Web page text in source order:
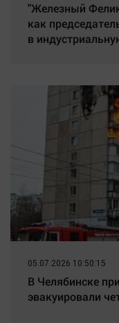
"Железный
как
в
05.07.2026 10:50:15
В Челябинске
эвакуировали